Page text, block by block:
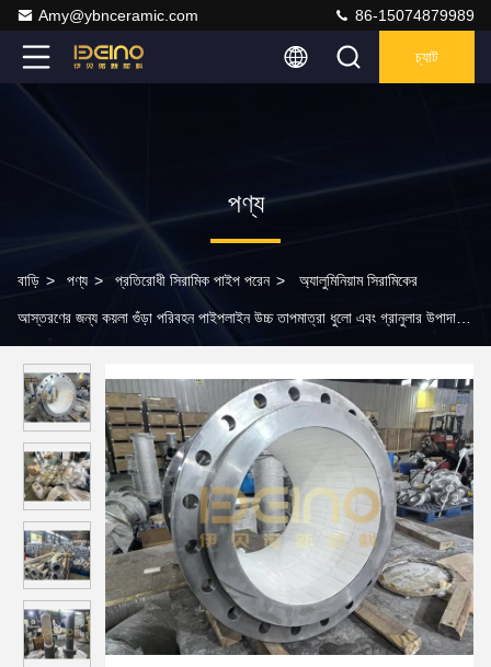
Amy@ybnceramic.com 86-15074879989
চ্যাট
পণ্য
বাড়ি > পণ্য > প্রতিরোধী সিরামিক পাইপ পরেন > অ্যালুমিনিয়াম সিরামিকের
আস্তরণের জন্য কয়লা গুঁড়া পরিবহন পাইপলাইন উচ্চ তাপমাত্রা ধুলো এবং গ্রানুলার উপাদান